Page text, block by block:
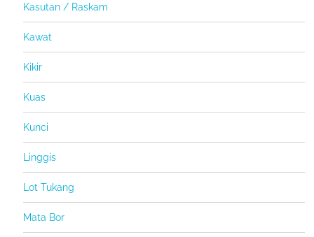
Kasutan / Raskam
Kawat
Kikir
Kuas
Kunci
Linggis
Lot Tukang
Mata Bor